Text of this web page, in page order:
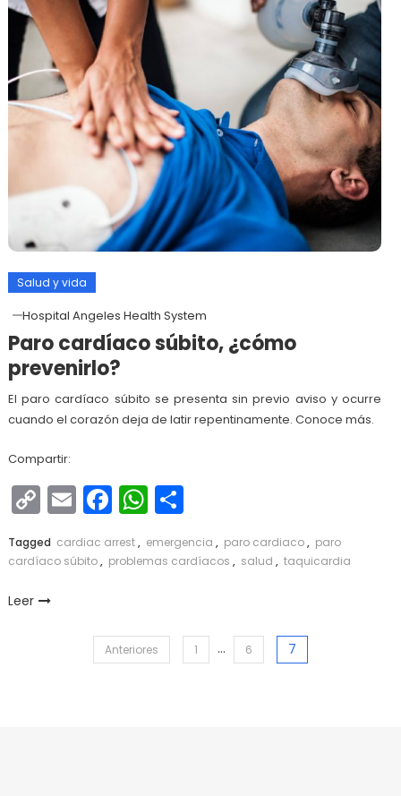
Salud y vida
Hospital Angeles Health System
Paro cardíaco súbito, ¿cómo
prevenirlo?
El paro cardíaco súbito se presenta sin previo aviso y ocurre
cuando el corazón deja de latir repentinamente. Conoce más.
Compartir:
Copy
Link
EmailFacebook
WhatsApp
Compartir
Tagged cardiac arrest, emergencia , paro cardiaco, paro
cardíaco súbito, problemas cardíacos , salud , taquicardia
Leer
PaginaciónAnteriores 1 … 6 7